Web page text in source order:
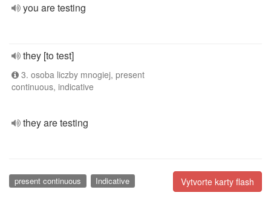
you are testing
they [to test]
3. osoba liczby mnogiej, present
continuous, indicative
they are testing
Vytvorte karty flash
present continuous Indicative